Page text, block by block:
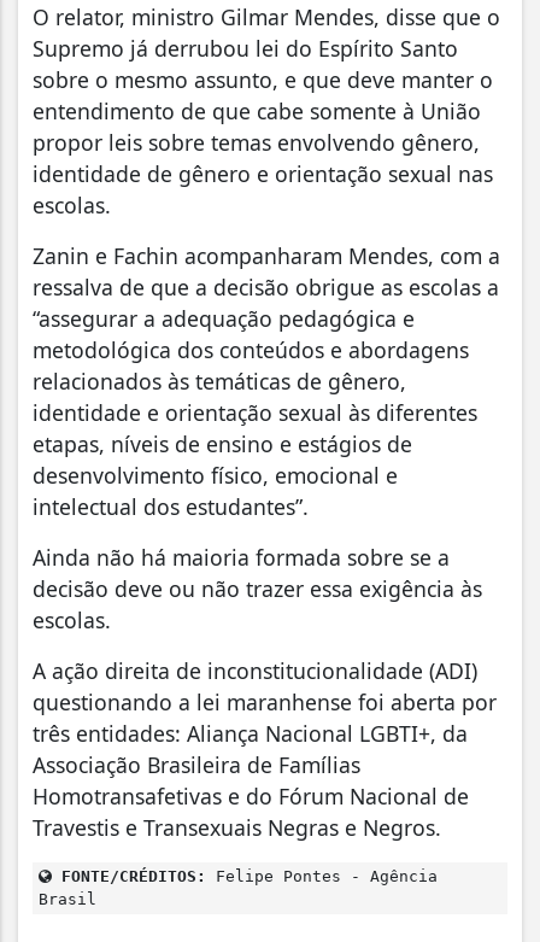
O relator, ministro Gilmar Mendes, disse que o
Supremo já derrubou lei do Espírito Santo
sobre o mesmo assunto, e que deve manter o
entendimento de que cabe somente à União
propor leis sobre temas envolvendo gênero,
identidade de gênero e orientação sexual nas
escolas.
Zanin e Fachin acompanharam Mendes, com a
ressalva de que a decisão obrigue as escolas a
“assegurar a adequação pedagógica e
metodológica dos conteúdos e abordagens
relacionados às temáticas de gênero,
identidade e orientação sexual às diferentes
etapas, níveis de ensino e estágios de
desenvolvimento físico, emocional e
intelectual dos estudantes”.
Ainda não há maioria formada sobre se a
decisão deve ou não trazer essa exigência às
escolas.
A ação direita de inconstitucionalidade (ADI)
questionando a lei maranhense foi aberta por
três entidades: Aliança Nacional LGBTI+, da
Associação Brasileira de Famílias
Homotransafetivas e do Fórum Nacional de
Travestis e Transexuais Negras e Negros.
FONTE/CRÉDITOS:
Felipe Pontes - Agência
Brasil